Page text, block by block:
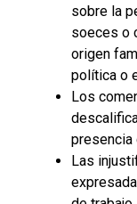
sobre la
soeces o
origen
política o
Los
presencia
Las